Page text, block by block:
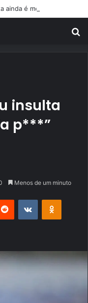
insulta
p***”
Menos de um minuto
Reddit VK OK